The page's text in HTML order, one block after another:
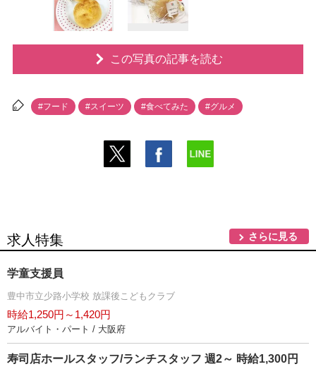
この写真の記事を読む
#フード #スイーツ #食べてみた #グルメ
求人特集 さらに見る
学童支援員
豊中市立少路小学校 放課後こどもクラブ
時給1,250円～1,420円
アルバイト・パート / 大阪府
寿司店ホールスタッフ/ランチスタッフ 週2～ 時給1,300円